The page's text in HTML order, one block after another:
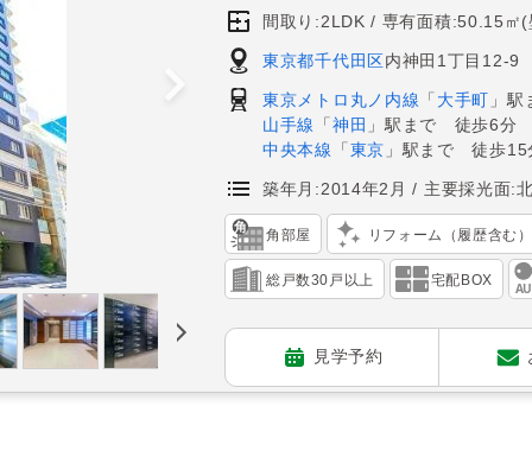
間取り:2LDK 専有面積:50.15㎡(
東京都千代田区内神田1丁目12-9
東京メトロ丸ノ内線 「 大手町 」
山手線
「 神田 」駅まで 徒歩6分
中央本線
「 東京 」駅まで 徒歩15
築年月:2014年2月 主要採光面:
角部屋 リフォーム（履歴含む）
総戸数30戸以上 宅配BOX
見学予約